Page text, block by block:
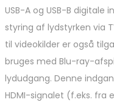
USB-A og USB-B digitale
styring af lydstyrken via
til videokilder er også
bruges med Blu-ray-
lydudgang. Denne
HDMI-signalet (f.eks. fra